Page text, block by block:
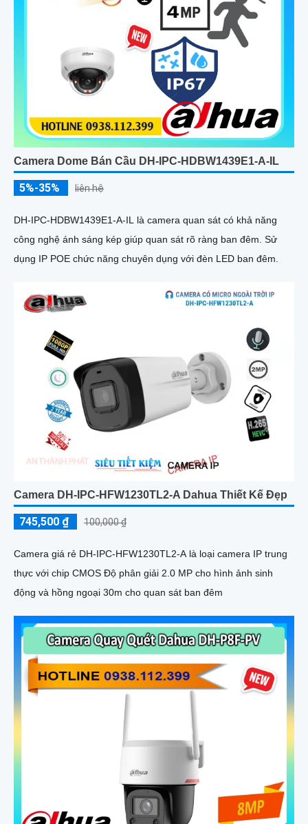
Camera Dome Bán Cầu DH-IPC-HDBW1439E1-A-IL
5%-35% liên hệ
DH-IPC-HDBW1439E1-A-IL là camera quan sát có khả năng
công nghệ ánh sáng kép giúp quan sát rõ ràng ban đêm. Sử
dụng IP POE chức năng chuyên dụng với đèn LED ban đêm.
Camera DH-IPC-HFW1230TL2-A Dahua Thiết Kế Đẹp
745,500 ₫ 100,000 ₫
Camera giá rẻ DH-IPC-HFW1230TL2-A là loại camera IP trung
thực với chip CMOS Độ phân giải 2.0 MP cho hình ảnh sinh
động và hồng ngoại 30m cho quan sát ban đêm